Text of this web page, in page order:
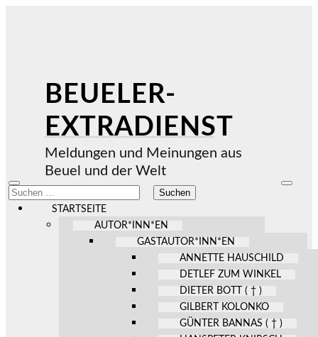
BEUELER-
EXTRADIENST
Meldungen und Meinungen aus
Beuel und der Welt
Mobile-
Menü
ein-/ausblenden
Suchen
nach:
STARTSEITE
AUTOR*INN*EN
GASTAUTOR*INN*EN
ANNETTE HAUSCHILD
DETLEF ZUM WINKEL
DIETER BOTT ( † )
GILBERT KOLONKO
GÜNTER BANNAS ( † )